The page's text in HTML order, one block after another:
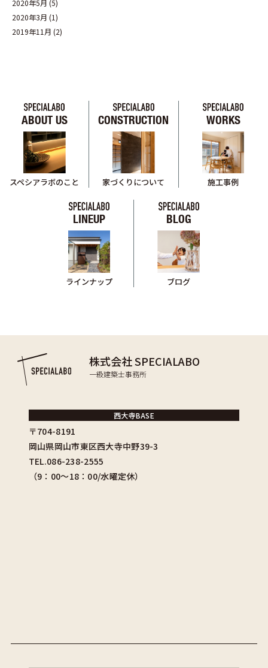
2020年5月 (5)
2020年3月 (1)
2019年11月 (2)
ABOUT US
スペシアラボのこと
CONSTRUCTION
家づくりについて
WORKS
施工事例
LINEUP
ラインナップ
BLOG
ブログ
株式会社 SPECIALABO
一級建築士事務所
西大寺BASE
〒704-8191
岡山県岡山市東区西大寺中野39-3
TEL.086-238-2555
（9：00〜18：00/水曜定休）